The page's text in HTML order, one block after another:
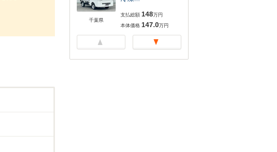
千葉県
支払総額 148万円
本体価格 147.0万円
4WD FRP中温冷凍
車 -7℃...